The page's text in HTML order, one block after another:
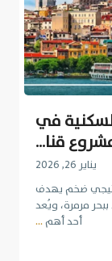
في
قنا...
يناير 26, 2026
ضخم يهدف
مرمرة، ويُعد
أحد أهم...